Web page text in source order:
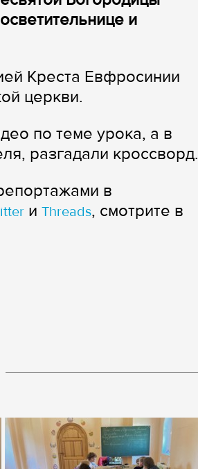
и
Креста Евфросинии
церкви.
по теме урока, а в
разгадали кроссворд.
в
и Threads, смотрите в